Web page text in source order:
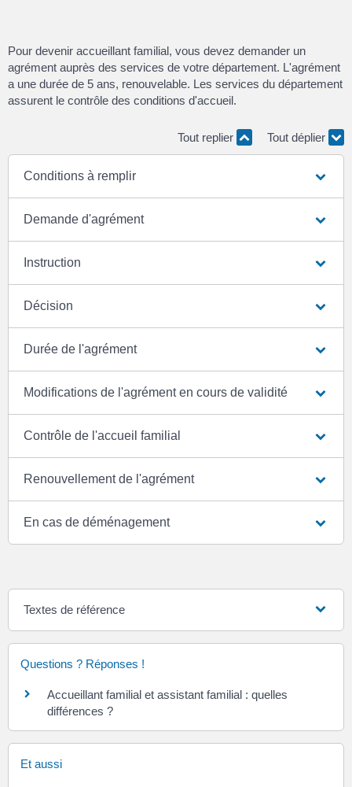
Pour devenir accueillant familial, vous devez demander un
agrément auprès des services de votre département. L'agrément
a une durée de 5 ans, renouvelable. Les services du département
assurent le contrôle des conditions d'accueil.
Tout replier Tout déplier
Conditions à remplir
Demande d'agrément
Instruction
Décision
Durée de l'agrément
Modifications de l'agrément en cours de validité
Contrôle de l'accueil familial
Renouvellement de l'agrément
En cas de déménagement
Textes de référence
Questions ? Réponses !
Accueillant familial et assistant familial : quelles
différences ?
Et aussi